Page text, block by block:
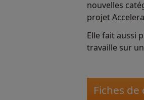
nouvelles
projet
Elle fait aussi
travaille sur
Fiches